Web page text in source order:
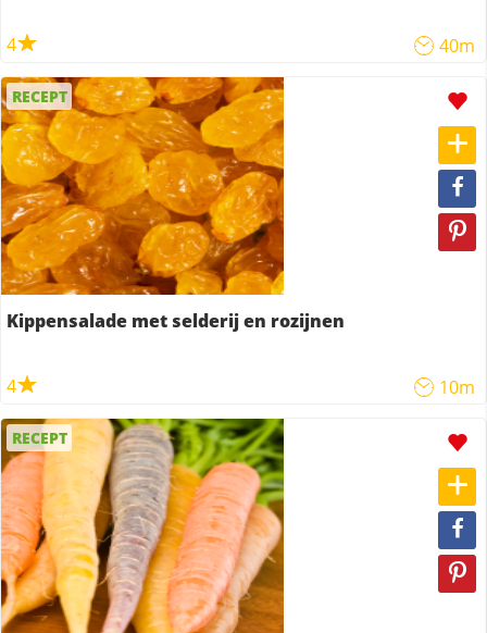
4 40m
RECEPT
Kippensalade met selderij en rozijnen
4 10m
RECEPT